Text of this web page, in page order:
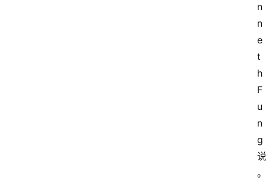
n
n
e
t
h
F
u
n
g
说
。